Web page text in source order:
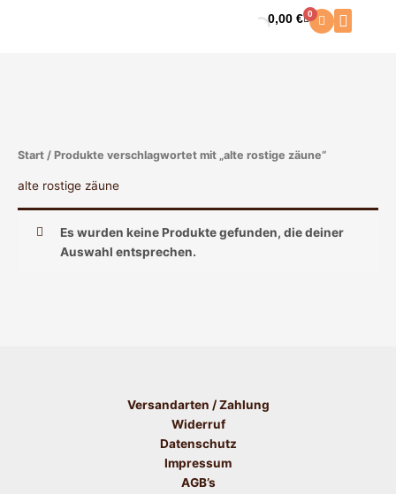
0,00€ 0
Warenkorb
Start / Produkte verschlagwortet mit „alte rostige zäune“
alte rostige zäune
Es wurden keine Produkte gefunden, die deiner
Auswahl entsprechen.
Versandarten / Zahlung
Widerruf
Datenschutz
Impressum
AGB’s